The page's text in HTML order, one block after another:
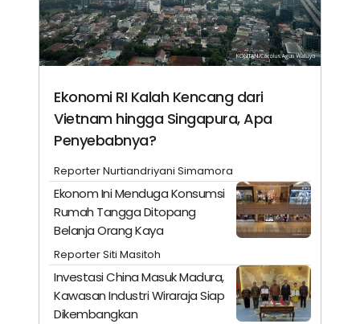
Ekonomi RI Kalah Kencang dari
Vietnam hingga Singapura, Apa
Penyebabnya?
Reporter Nurtiandriyani Simamora
Ekonom Ini Menduga Konsumsi
Rumah Tangga Ditopang
Belanja Orang Kaya
Reporter Siti Masitoh
Investasi China Masuk Madura,
Kawasan Industri Wiraraja Siap
Dikembangkan